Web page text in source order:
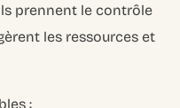
prennent le contrôle
les ressources et
: